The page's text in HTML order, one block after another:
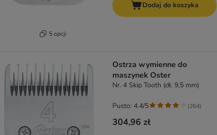
5 opcji
Dodaj do koszyka
Ostrza wymienne do
maszynek Oster
Nr. 4 Skip Tooth (dł. 9,5 mm)
304,96 zł
Pusto: 4.4/5 (264)